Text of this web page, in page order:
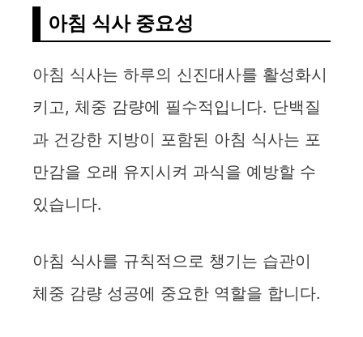
아침 식사 중요성
아침 식사는 하루의 신진대사를 활성화시
키고, 체중 감량에 필수적입니다. 단백질
과 건강한 지방이 포함된 아침 식사는 포
만감을 오래 유지시켜 과식을 예방할 수
있습니다.
아침 식사를 규칙적으로 챙기는 습관이
체중 감량 성공에 중요한 역할을 합니다.